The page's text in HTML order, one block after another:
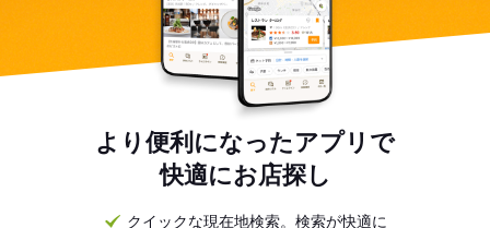
より便利になったアプリで
快適にお店探し
クイックな現在地検索。検索が快適に